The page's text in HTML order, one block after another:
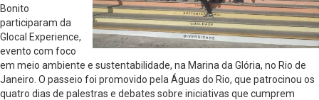
Bonito
participaram da
Glocal Experience,
evento com foco
em meio ambiente e sustentabilidade, na Marina da Glória, no Rio de
Janeiro. O passeio foi promovido pela Águas do Rio, que patrocinou os
quatro dias de palestras e debates sobre iniciativas que cumprem